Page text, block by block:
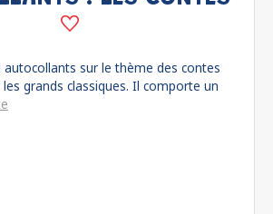
autocollants sur le thème des contes
grands classiques. Il comporte un